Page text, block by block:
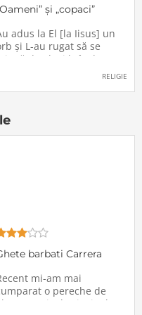
și „copaci”
adus la El [la Iisus] un
şi L-au rugat să se
atingă de el. Şi luând pe
orb de mână, l-a scos afară
şi punându-Şi mâinile
ceva. Şi el, ridicându-
ochii, a
RELIGIE
barbati Carrera
mi-am mai
o pereche de
ghete, motivul principal